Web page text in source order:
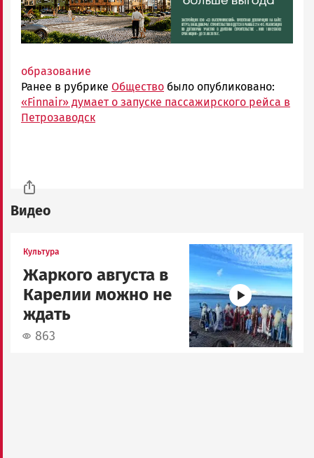
образование
Ранее в рубрике Общество было опубликовано:
«Finnair» думает о запуске пассажирского рейса в
Петрозаводск
Видео
Культура
Жаркого августа в
Карелии можно не
ждать
863
Image